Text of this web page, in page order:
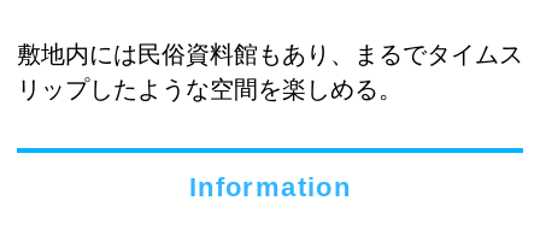
敷地内には民俗資料館もあり、まるでタイムス
リップしたような空間を楽しめる。
Information